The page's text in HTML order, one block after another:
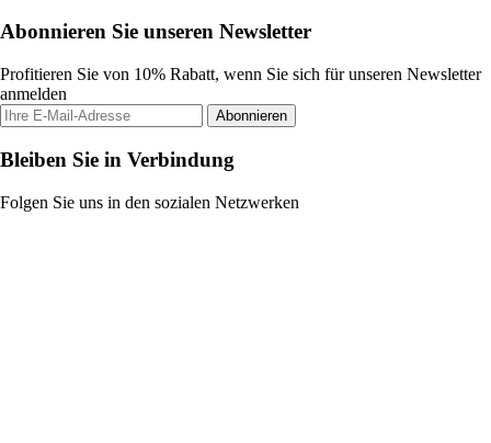
Abonnieren Sie unseren Newsletter
Profitieren Sie von 10% Rabatt, wenn Sie sich für unseren Newsletter
anmelden
Abonnieren
Bleiben Sie in Verbindung
Folgen Sie uns in den sozialen Netzwerken